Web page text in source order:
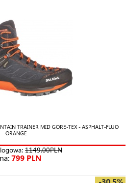
TRAINER MID GORE-TEX - ASPHALT-FLUO
ORANGE
1149.00PLN
799 PLN